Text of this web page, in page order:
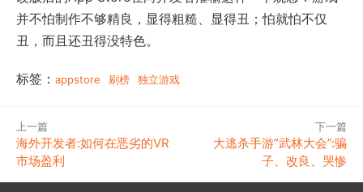
并不怕制作不够精良，显得粗糙、显得丑；怕就怕不仅
丑，而且还丑得没特色。
标签： appstore 刷榜 独立游戏
上一篇
海外开发者:如何在恶劣的VR
市场盈利
下一篇
大逃杀手游”武林大会”:骗
子、改良、哭惨